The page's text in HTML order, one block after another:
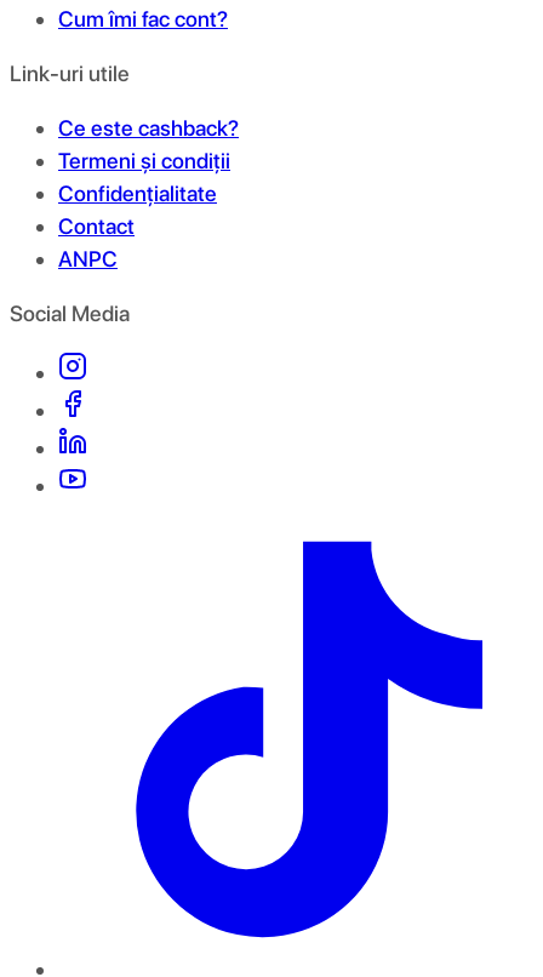
Cum îmi fac cont?
Link-uri utile
Ce este cashback?
Termeni și condiții
Confidențialitate
Contact
ANPC
Social Media